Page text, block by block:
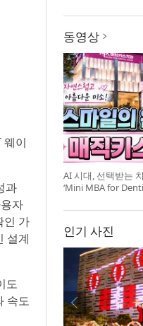
웨이
과
자
인 가
설계
도
속도
동영상
AI 시대, 선택받는
‘Mini MBA for
인기 사진